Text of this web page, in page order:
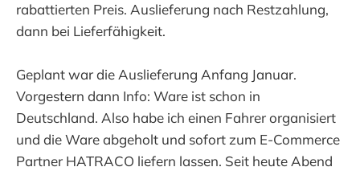
rabattierten Preis. Auslieferung nach Restzahlung,
dann bei Lieferfähigkeit.
Geplant war die Auslieferung Anfang Januar.
Vorgestern dann Info: Ware ist schon in
Deutschland. Also habe ich einen Fahrer organisiert
und die Ware abgeholt und sofort zum E-Commerce
Partner HATRACO liefern lassen. Seit heute Abend